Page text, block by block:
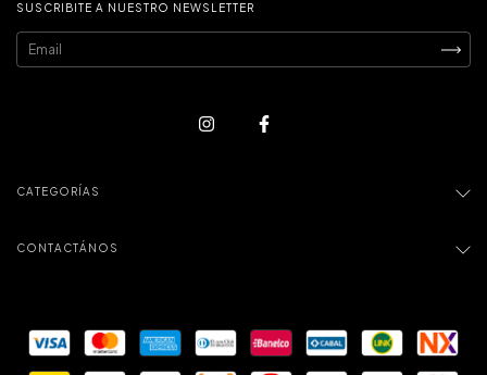
SUSCRIBITE A NUESTRO NEWSLETTER
CATEGORÍAS
CONTACTÁNOS